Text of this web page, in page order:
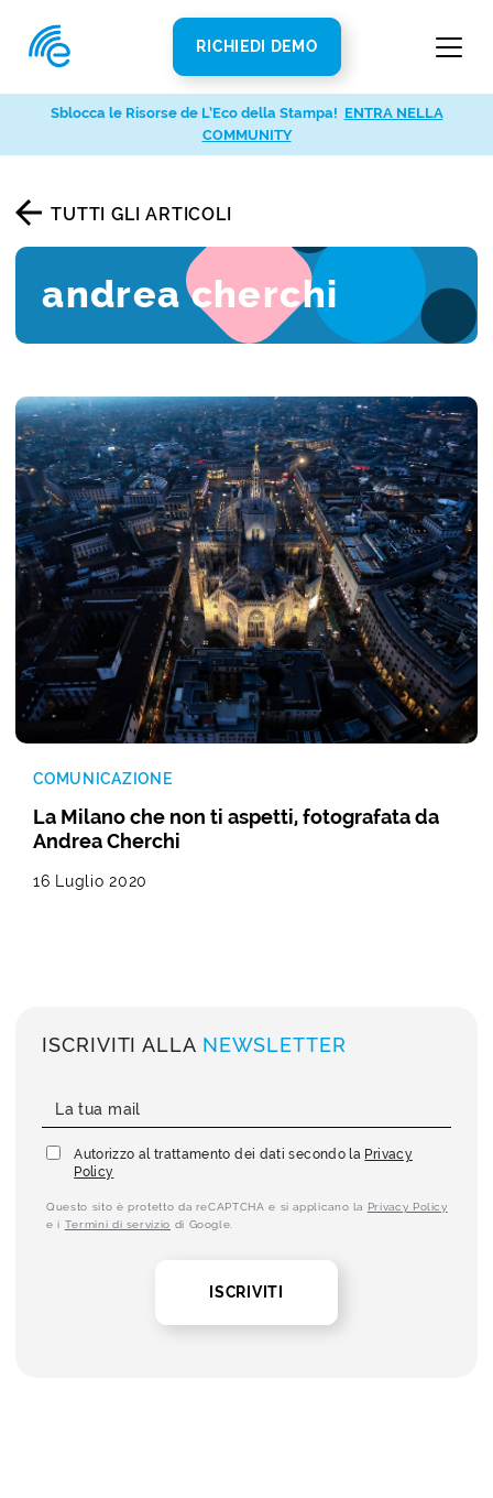
RICHIEDI DEMO
TUTTI GLI ARTICOLI
andrea cherchi
COMUNICAZIONE
La Milano che non ti aspetti, fotografata da
Andrea Cherchi
16 Luglio 2020
ISCRIVITI ALLA NEWSLETTER
Autorizzo al trattamento dei dati secondo la Privacy
Policy
Questo sito è protetto da reCAPTCHA e si applicano la Privacy Policy
e i Termini di servizio di Google.
ISCRIVITI
Sblocca le Risorse de L’Eco della Stampa! ENTRA NELLA
COMMUNITY